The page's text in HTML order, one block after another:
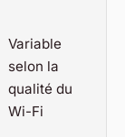
Variable
selon la
qualité du
Wi-Fi